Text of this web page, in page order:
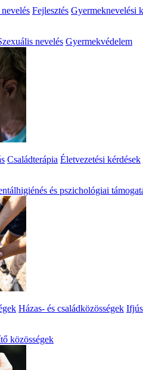
Fejlesztés Gyermeknevelési
nevelés Gyermekvédelem
Családterápia Életvezetési kérdések
és pszichológiai
Házas- és családközösségek
közösségek